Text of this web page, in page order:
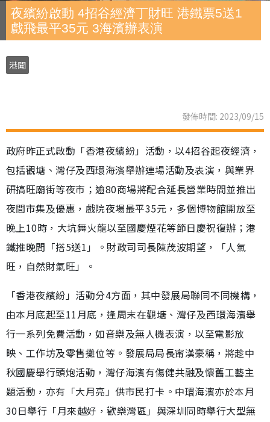
夜繽紛啟動 4招谷經濟丁財旺 港鐵票5送1
戲飛最平35元 3海濱辦表演
港聞
發佈時間: 2023/09/15
政府昨正式啟動「香港夜繽紛」活動，以4招谷起夜經濟，
包括觀塘、灣仔及西環海濱舉辦連場活動及表演，與業界
研搞旺廟街等夜市；逾80商場將配合延長營業時間並推出
夜間市集及優惠，戲院夜場最平35元，多個博物館開放至
晚上10時，大坑舞火龍以至國慶煙花等節日慶祝復辦；港
鐵推晚間「搭5送1」。財政司司長陳茂波期望，「人氣
旺，自然財氣旺」。
「香港夜繽紛」活動分4方面，其中發展局聯同不同機構，
由本月底起至11月底，逢周末在觀塘、灣仔及西環海濱舉
行一系列免費活動，如音樂及無人機表演，以至電影放
映、工作坊及零售攤位等。發展局局長甯漢豪稱，將趁中
秋國慶舉行頭炮活動，灣仔海濱有傷健共融及懷舊工藝主
題活動，亦有「大月亮」供市民打卡。中環海濱亦於本月
30日舉行「月來越好，歡樂灣區」與深圳同時舉行大型無